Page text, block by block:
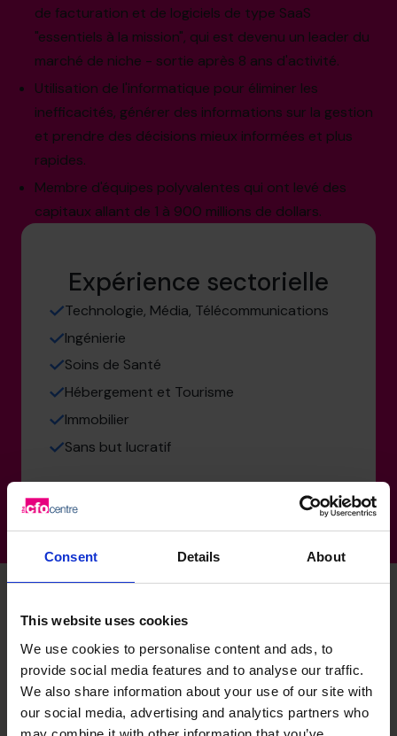
Consent Details About
This website uses cookies
We use cookies to personalise content and ads, to
provide social media features and to analyse our traffic.
We also share information about your use of our site with
our social media, advertising and analytics partners who
de facturation et de logiciels de type SaaS
"essentiels à la mission", qui est devenu un leader du
marché de niche - sortie après 8 ans d'activité.
Utilisation de l'informatique pour éliminer les
inefficacités, générer des informations sur la gestion
et prendre des décisions mieux informées et plus
rapides.
Membre d'équipes polyvalentes qui ont levé des
capitaux allant de 1 à 900 millions de dollars.
Expérience sectorielle
Technologie, Média, Télécommunications
Ingénierie
Soins de Santé
Hébergement et Tourisme
Immobilier
Sans but lucratif
Compétences spécialisées
de Richard